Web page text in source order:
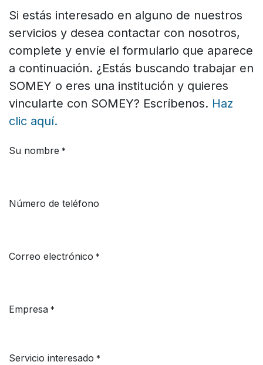
Si estás interesado en alguno de nuestros
servicios y desea contactar con nosotros,
complete y envíe el formulario que aparece
a continuación. ¿Estás buscando trabajar en
SOMEY o eres una institución y quieres
vincularte con SOMEY? Escríbenos. Haz
clic aquí.
Su nombre *
Número de teléfono
Correo electrónico *
Empresa *
Servicio interesado *